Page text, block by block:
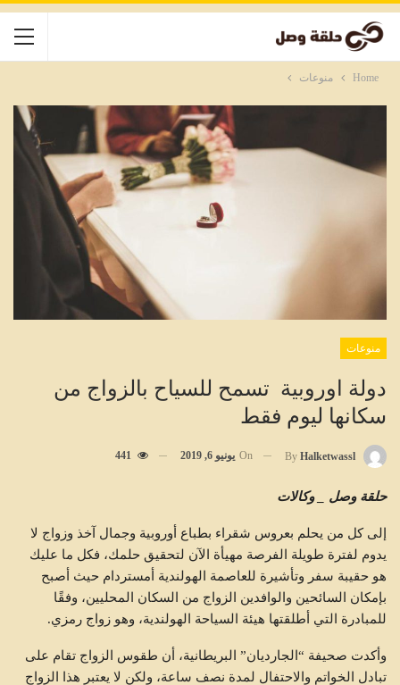
Home منوعات
منوعات
دولة اوروبية تسمح للسياح بالزواج من
سكانها ليوم فقط
By Halketwassl
On يونيو 6, 2019 441
حلقة وصل _ وكالات
إلى كل من يحلم بعروس شقراء بطباع أوروبية وجمال آخذ وزواج لا
يدوم لفترة طويلة الفرصة مهيأة الآن لتحقيق حلمك، فكل ما عليك
هو حقيبة سفر وتأشيرة للعاصمة الهولندية أمستردام حيث أصبح
بإمكان السائحين والوافدين الزواج من السكان المحليين، وفقًا
للمبادرة التي أطلقتها هيئة السياحة الهولندية، وهو زواج رمزي.
وأكدت صحيفة “الجارديان” البريطانية، أن طقوس الزواج تقام على
تبادل الخواتم والاحتفال لمدة نصف ساعة، ولكن لا يعتبر هذا الزواج